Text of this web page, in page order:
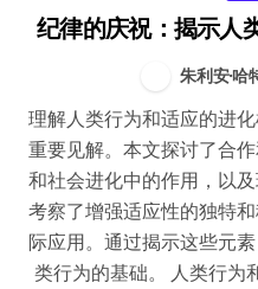
纪律的庆祝：揭示人
朱利安·哈
理解人类行为和适应的进化根源揭示了生存和社会结构的
重要见解。本文探讨了合
和社会进化中的作用，以
考察了增强适应性的独特
际应用。通过揭示这些元
类行为的基础。 人类行为